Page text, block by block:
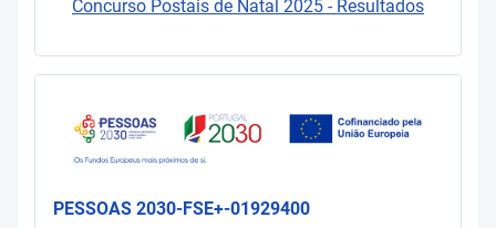
Concurso Postais de Natal 2025 - Resultados
PESSOAS 2030-FSE+-01929400